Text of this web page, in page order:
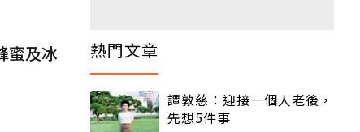
蜜及冰
熱門文章
譚敦慈：迎接一個人老後，
先想5件事